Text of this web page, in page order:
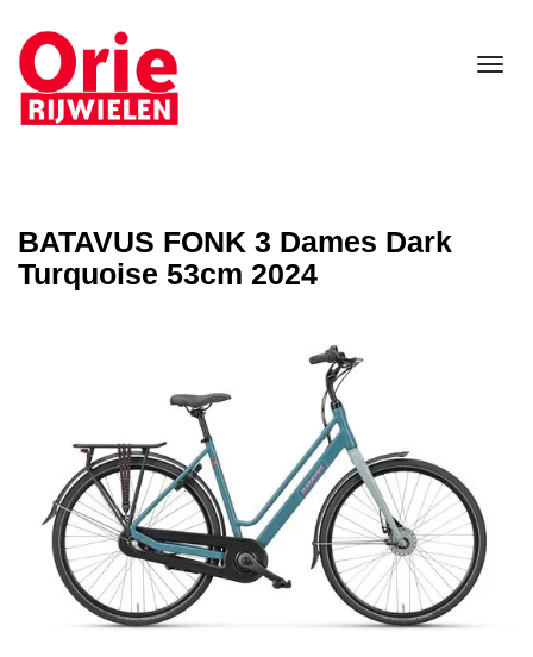
BATAVUS FONK 3 Dames Dark
Turquoise 53cm 2024